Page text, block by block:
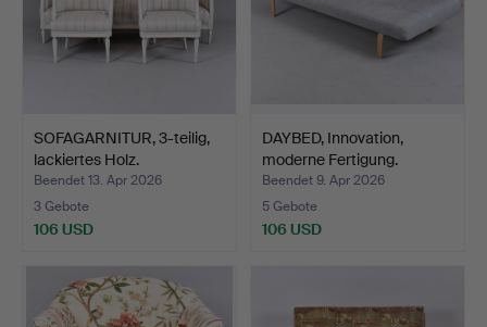
SOFAGARNITUR, 3-teilig,
lackiertes Holz.
Beendet 13. Apr 2026
3 Gebote
106 USD
DAYBED, Innovation,
moderne Fertigung.
Beendet 9. Apr 2026
5 Gebote
106 USD